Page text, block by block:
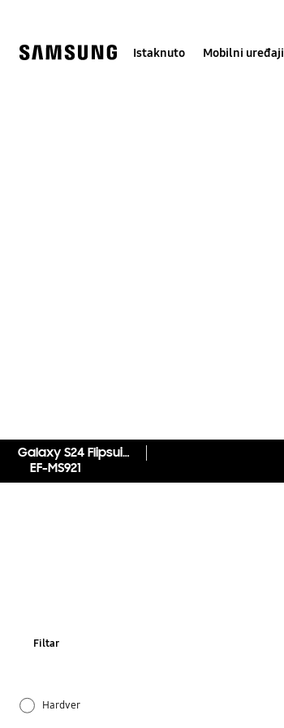
help
Istaknuto Mobilni uređaji
Galaxy S24 Flipsuit maska
EF-MS921
Filtar
Hardver